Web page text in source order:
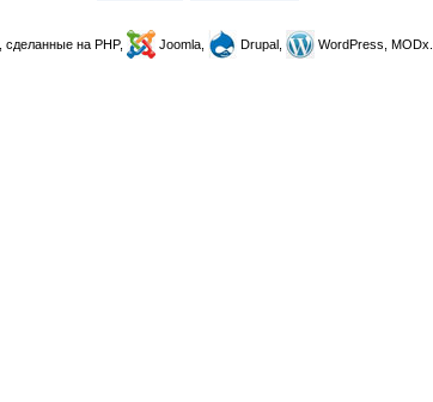
, сделанные на PHP, Joomla, Drupal, WordPress, MODx.